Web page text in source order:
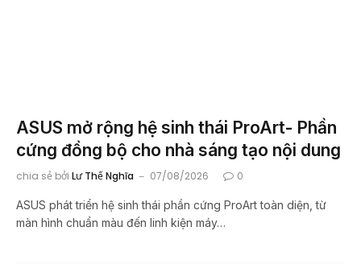
ASUS mở rộng hệ sinh thái ProArt- Phần
cứng đồng bộ cho nhà sáng tạo nội dung
chia sẻ bởi Lư Thế Nghĩa 07/08/2026 0
ASUS phát triển hệ sinh thái phần cứng ProArt toàn diện, từ
màn hình chuẩn màu đến linh kiện máy…